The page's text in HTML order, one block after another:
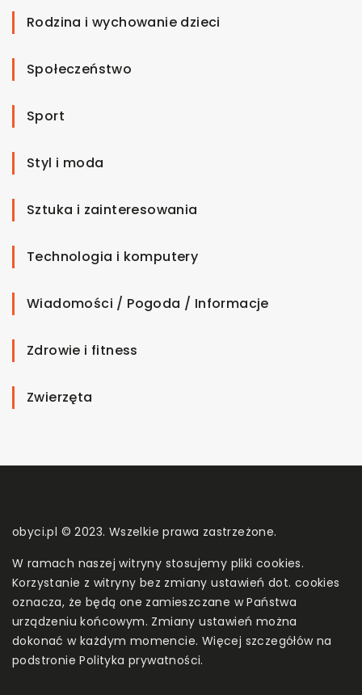
Rodzina i wychowanie dzieci
Społeczeństwo
Sport
Styl i moda
Sztuka i zainteresowania
Technologia i komputery
Wiadomości / Pogoda / Informacje
Zdrowie i fitness
Zwierzęta
obyci.pl © 2023. Wszelkie prawa zastrzeżone.
W ramach naszej witryny stosujemy pliki cookies.
Korzystanie z witryny bez zmiany ustawień dot. cookies
oznacza, że będą one zamieszczane w Państwa
urządzeniu końcowym. Zmiany ustawień można
dokonać w każdym momencie. Więcej szczegółów na
podstroniePolityka prywatności.